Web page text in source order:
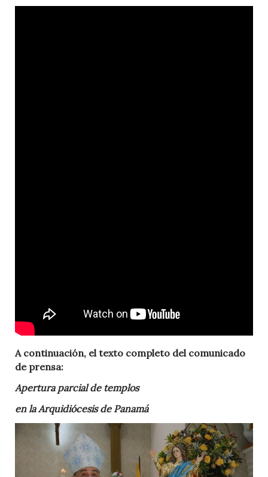
A continuación, el texto completo del comunicado
de prensa:
Apertura parcial de templos
en la Arquidiócesis de Panamá